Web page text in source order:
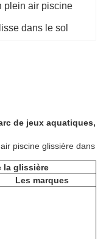
plein air piscine
dans le sol
de jeux aquatiques,
piscine glissière dans
la glissière
Les marques